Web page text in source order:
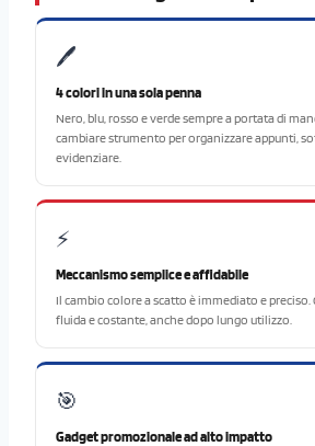
🖊️
4 colori in una sola penna
Nero, blu, rosso e verde sempre a portata di
cambiare strumento per organizzare appunti,
evidenziare.
⚡
Meccanismo semplice e affidabile
Il cambio colore a scatto è immediato e
fluida e costante, anche dopo lungo utilizzo.
🎯
Gadget promozionale ad alto impatto